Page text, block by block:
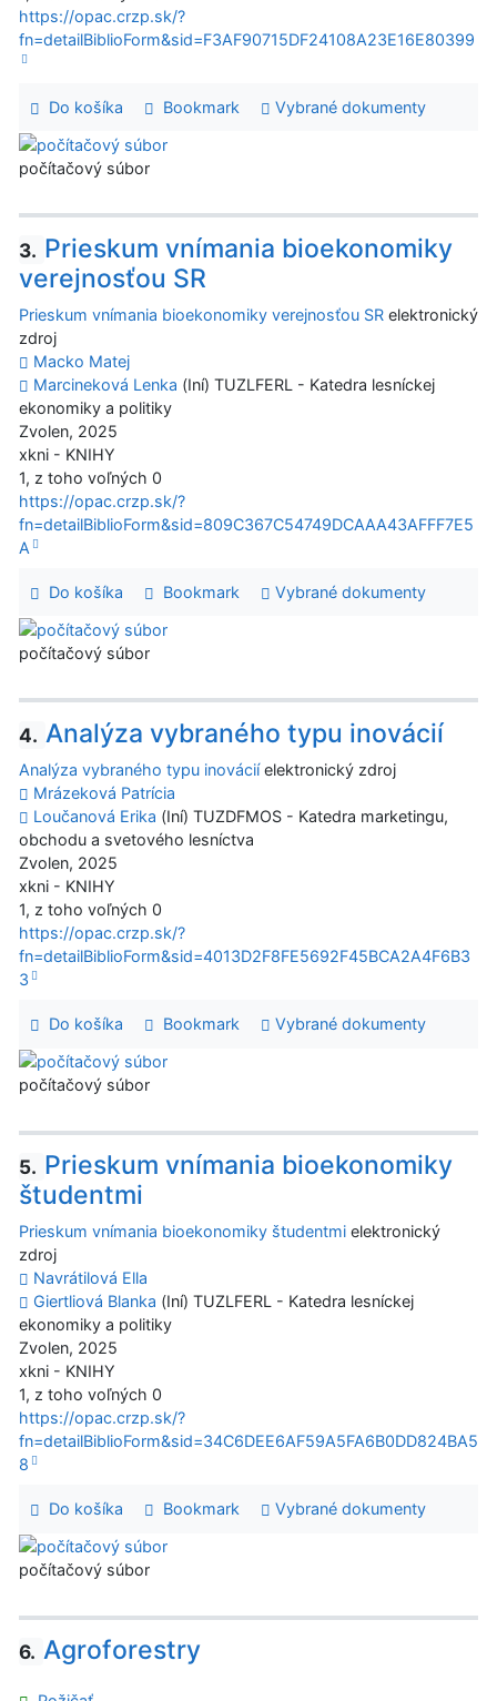
https://opac.crzp.sk/?
fn=detailBiblioForm&sid=F3AF90715DF24108A23E16E80399
Do košíka Bookmark Vybrané dokumenty
počítačový súbor
3. Prieskum vnímania bioekonomiky
verejnosťou SR
Prieskum vnímania bioekonomiky verejnosťou SR elektronický
zdroj
Macko Matej
Marcineková Lenka (Iní) TUZLFERL - Katedra lesníckej
ekonomiky a politiky
Zvolen, 2025
xkni - KNIHY
1, z toho voľných 0
https://opac.crzp.sk/?
fn=detailBiblioForm&sid=809C367C54749DCAAA43AFFF7E5
A
Do košíka Bookmark Vybrané dokumenty
počítačový súbor
4. Analýza vybraného typu inovácií
Analýza vybraného typu inováciíelektronický zdroj
Mrázeková Patrícia
Loučanová Erika (Iní) TUZDFMOS - Katedra marketingu,
obchodu a svetového lesníctva
Zvolen, 2025
xkni - KNIHY
1, z toho voľných 0
https://opac.crzp.sk/?
fn=detailBiblioForm&sid=4013D2F8FE5692F45BCA2A4F6B3
3
Do košíka Bookmark Vybrané dokumenty
počítačový súbor
5. Prieskum vnímania bioekonomiky
študentmi
Prieskum vnímania bioekonomiky študentmi elektronický
zdroj
Navrátilová Ella
Giertliová Blanka (Iní) TUZLFERL - Katedra lesníckej
ekonomiky a politiky
Zvolen, 2025
xkni - KNIHY
1, z toho voľných 0
https://opac.crzp.sk/?
fn=detailBiblioForm&sid=34C6DEE6AF59A5FA6B0DD824BA5
8
Do košíka Bookmark Vybrané dokumenty
počítačový súbor
6. Agroforestry